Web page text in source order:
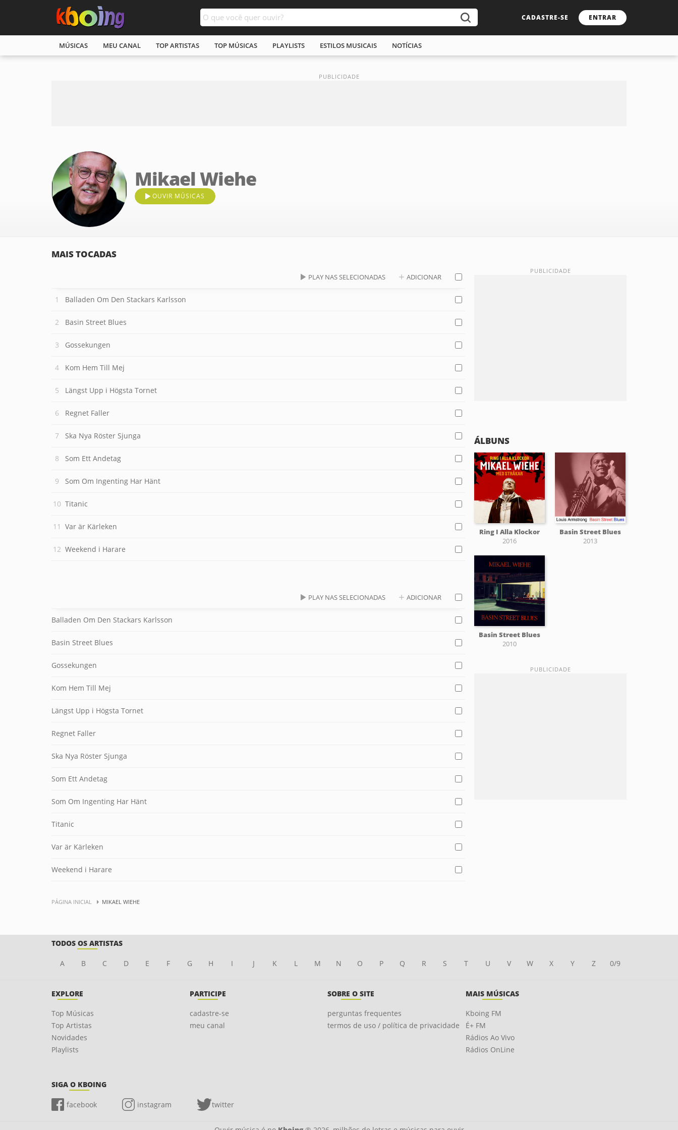
CADASTRE-SE ENTRAR
MÚSICAS MEU CANAL TOP ARTISTAS TOP MÚSICAS PLAYLISTS ESTILOS MUSICAIS NOTÍCIAS
Mikael Wiehe
OUVIR MÚSICAS
MAIS TOCADAS
PLAY NAS SELECIONADAS ADICIONAR
Balladen Om Den Stackars Karlsson
Basin Street Blues
Gossekungen
Kom Hem Till Mej
Längst Upp i Högsta Tornet
Regnet Faller
Ska Nya Röster Sjunga
Som Ett Andetag
Som Om Ingenting Har Hänt
Titanic
Var är Kärleken
Weekend i Harare
PLAY NAS SELECIONADAS ADICIONAR
Balladen Om Den Stackars Karlsson
Basin Street Blues
Gossekungen
Kom Hem Till Mej
Längst Upp i Högsta Tornet
Regnet Faller
Ska Nya Röster Sjunga
Som Ett Andetag
Som Om Ingenting Har Hänt
Titanic
Var är Kärleken
Weekend i Harare
ÁLBUNS
Ring I Alla Klockor
2016
Basin Street Blues
2013
Basin Street Blues
2010
PÁGINA INICIAL MIKAEL WIEHE
TODOS OS ARTISTAS
A B C D E F G H I J K L M N O P Q R S T U V W X Y Z 0/9
EXPLORE
Top Músicas
Top Artistas
Novidades
Playlists
PARTICIPE
cadastre-se
meu canal
SOBRE O SITE
perguntas frequentes
termos de uso / política de privacidade
MAIS MÚSICAS
Kboing FM
É+ FM
Rádios Ao Vivo
Rádios OnLine
SIGA O KBOING
facebook instagram twitter